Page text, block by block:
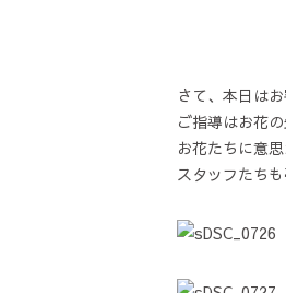
さて、本日は
ご指導はお花
お花たちに意
スタッフたち